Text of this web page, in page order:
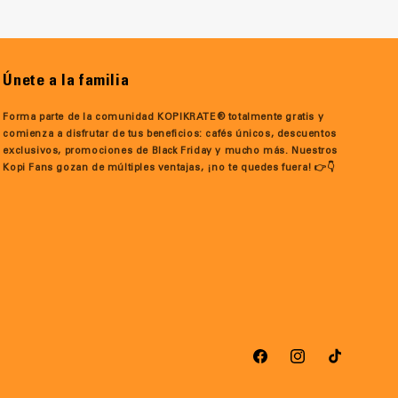
Únete a la familia
Forma parte de la comunidad KOPIKRATE® totalmente gratis y
comienza a disfrutar de tus beneficios: cafés únicos, descuentos
exclusivos, promociones de Black Friday y mucho más. Nuestros
Kopi Fans gozan de múltiples ventajas, ¡no te quedes fuera! 👉👇
FacebookInstagramTikTok